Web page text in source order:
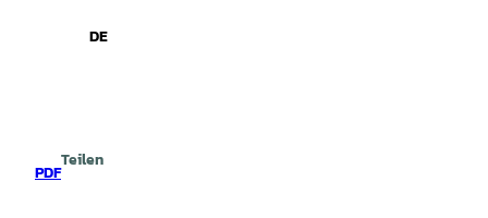
Gebärdensprache
DE
PDF
Teilen